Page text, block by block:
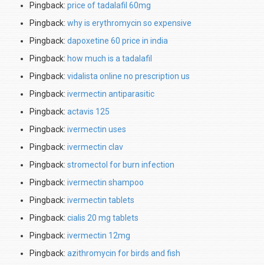
Pingback: price of tadalafil 60mg
Pingback: why is erythromycin so expensive
Pingback: dapoxetine 60 price in india
Pingback: how much is a tadalafil
Pingback: vidalista online no prescription us
Pingback: ivermectin antiparasitic
Pingback: actavis 125
Pingback: ivermectin uses
Pingback: ivermectin clav
Pingback: stromectol for burn infection
Pingback: ivermectin shampoo
Pingback: ivermectin tablets
Pingback: cialis 20 mg tablets
Pingback: ivermectin 12mg
Pingback: azithromycin for birds and fish